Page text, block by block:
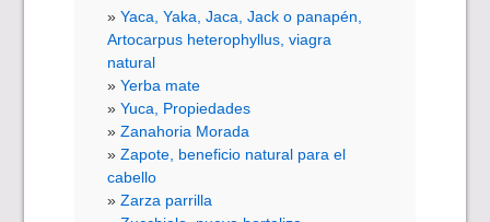
Yaca, Yaka, Jaca, Jack o panapén,
Artocarpus heterophyllus, viagra
natural
Yerba mate
Yuca, Propiedades
Zanahoria Morada
Zapote, beneficio natural para el
cabello
Zarza parrilla